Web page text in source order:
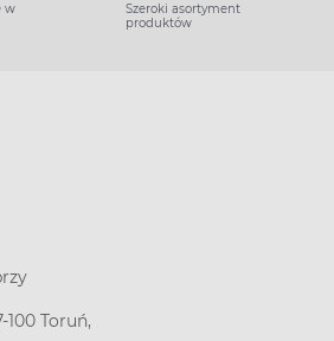
w
Szeroki asortyment
produktów
100 Toruń,